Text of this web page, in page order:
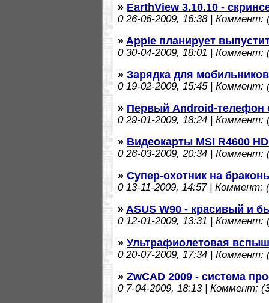
» EarthView 3.10.10 -
026-06-2009, 16:38 | Коммент:
» Apple планирует
030-04-2009, 18:01 | Коммент:
» Зарядка для
019-02-2009, 15:45 | Коммент:
» Первый Android-телефон
029-01-2009, 18:24 | Коммент:
» Видеокарты MSI R4600
026-03-2009, 20:34 | Коммент:
» Супер-охотник на
013-11-2009, 14:57 | Коммент:
» ASUS W90 - красивый и
012-01-2009, 13:31 | Коммент:
» Ультрафиолетовая
020-07-2009, 17:34 | Коммент:
» ZwCAD 2009 - система
07-04-2009, 18:13 | Коммент: